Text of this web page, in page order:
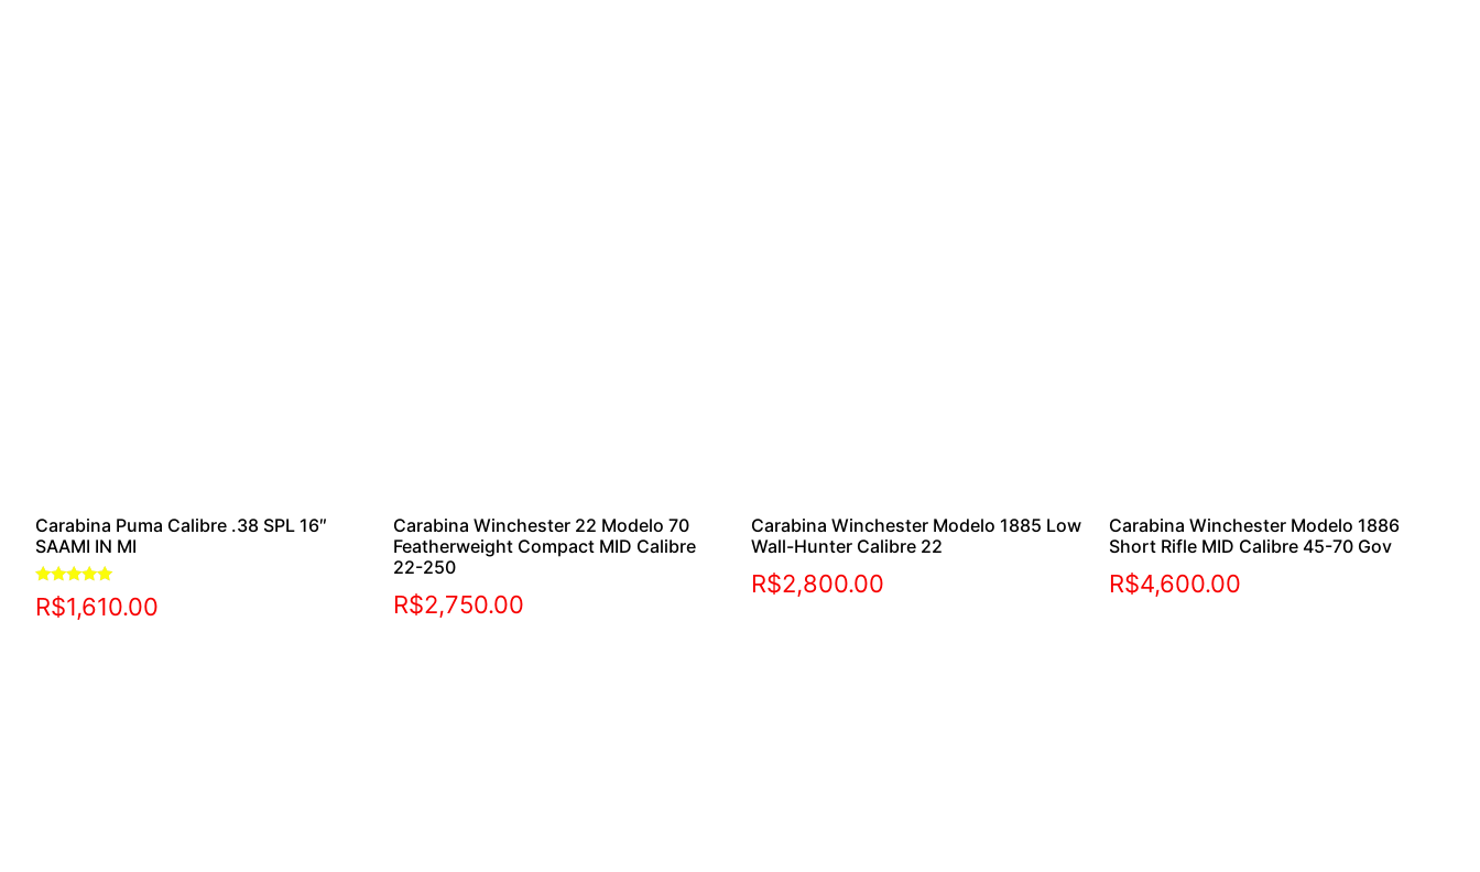
Carabina Puma Calibre .38 SPL 16″
SAAMI IN MI
Avaliação
5.00
R$1,610.00
Carabina Winchester 22 Modelo 70
Featherweight Compact MID Calibre
22-250
R$2,750.00
Carabina Winchester Modelo 1885 Low
Wall-Hunter Calibre 22
R$2,800.00
Carabina Winchester Modelo 1886
Short Rifle MID Calibre 45-70 Gov
R$4,600.00